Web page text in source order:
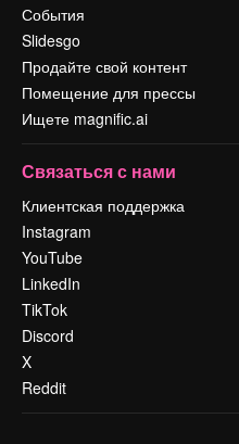
События
Slidesgo
Продайте свой контент
Помещение для прессы
Ищете magnific.ai
Связаться с нами
Клиентская поддержка
Instagram
YouTube
LinkedIn
TikTok
Discord
X
Reddit